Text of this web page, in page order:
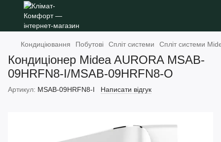
Кондиціювання Побутові Спліт системи Спліт системи
Кондиціонер Midea AURORA MSAB-
09HRFN8-I/MSAB-09HRFN8-O
Артикул: MSAB-09HRFN8-I Написати відгук